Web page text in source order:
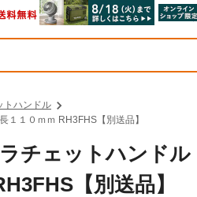
トハンドル
１０ｍｍ RH3FHS【別送品】
ラチェットハンド
【別送品】